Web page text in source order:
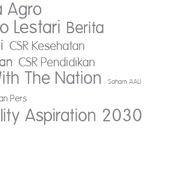
Agro
Lestari Berita
CSR Kesehatan
CSR Pendidikan
The Nation Saham AALI
Pers
Aspiration 2030